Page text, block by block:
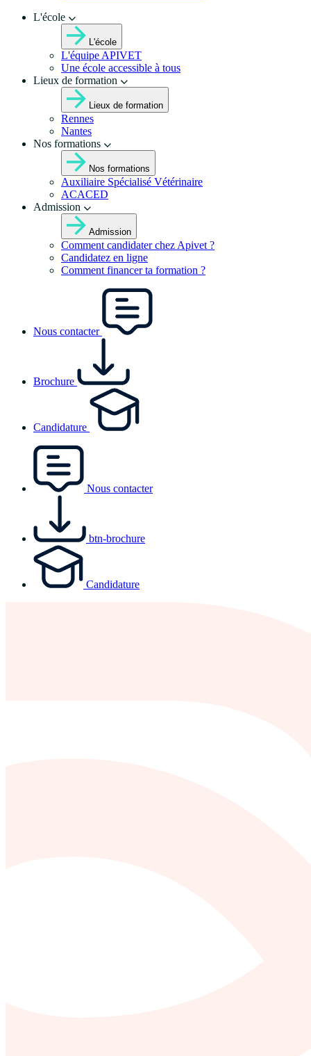
L'école
L'école
L'équipe APIVET
Une école accessible à tous
Lieux de formation
Lieux de formation
Rennes
Nantes
Nos formations
Nos formations
Auxiliaire Spécialisé Vétérinaire
ACACED
Admission
Admission
Comment candidater chez Apivet ?
Candidatez en ligne
Comment financer ta formation ?
Nous contacter
Brochure
Candidature
Nous contacter
btn-brochure
Candidature